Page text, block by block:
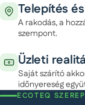
Telepítés
A rakodás, a
szempont.
Üzleti
Saját szárító
időnyereség
ECOTEQ